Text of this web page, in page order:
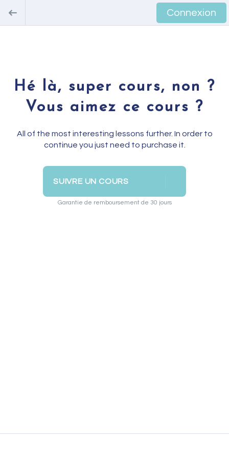
Connexion
Hé là, super cours, non ?
Vous aimez ce cours ?
All of the most interesting lessons further. In order to
continue you just need to purchase it.
SUIVRE UN COURS
Garantie de remboursement de 30 jours